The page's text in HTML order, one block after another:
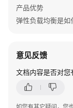
产品优势
弹性负载均衡是如
意见反馈
文档内容是否对您